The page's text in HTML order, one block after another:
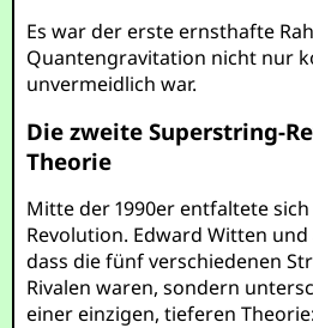
Es war der erste ernsthafte
Quantengravitation nicht nur
unvermeidlich war.
Die zweite Superstring-
Theorie
Mitte der 1990er entfaltete
Revolution. Edward Witten
dass die fünf verschiedenen
Rivalen waren, sondern
einer einzigen, tieferen